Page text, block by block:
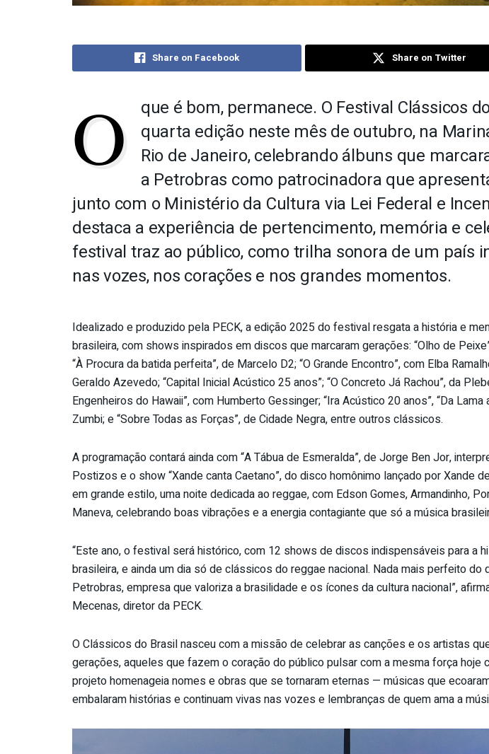
Share on Facebook Share on Twitter
O
que é bom, permanece. O Festival Clássicos
quarta edição neste mês de outubro, na
Rio de Janeiro, celebrando álbuns que
a Petrobras como patrocinadora que
junto com o Ministério da Cultura via Lei Federal e
destaca a experiência de pertencimento, memória e
festival traz ao público, como trilha sonora de um país
nas vozes, nos corações e nos grandes momentos.
Idealizado e produzido pela PECK, a edição 2025 do festival resgata a história e
brasileira, com shows inspirados em discos que marcaram gerações: “Olho de
“À Procura da batida perfeita”, de Marcelo D2; “O Grande Encontro”, com Elba
Geraldo Azevedo; “Capital Inicial Acústico 25 anos”; “O Concreto Já Rachou”, da
Engenheiros do Hawaii”, com Humberto Gessinger; “Ira Acústico 20 anos”, “Da Lama
Zumbi; e “Sobre Todas as Forças”, de Cidade Negra, entre outros clássicos.
A programação contará ainda com “A Tábua de Esmeralda”, de Jorge Ben Jor,
Postizos e o show “Xande canta Caetano”, do disco homônimo lançado por Xande
em grande estilo, uma noite dedicada ao reggae, com Edson Gomes, Armandinho,
Maneva, celebrando boas vibrações e a energia contagiante que só a música
“Este ano, o festival será histórico, com 12 shows de discos indispensáveis para a
brasileira, e ainda um dia só de clássicos do reggae nacional. Nada mais perfeito do
Petrobras, empresa que valoriza a brasilidade e os ícones da cultura nacional”,
Mecenas, diretor da PECK.
O Clássicos do Brasil nasceu com a missão de celebrar as canções e os artistas
gerações, aqueles que fazem o coração do público pulsar com a mesma força hoje
projeto homenageia nomes e obras que se tornaram eternas — músicas que
embalaram histórias e continuam vivas nas vozes e lembranças de quem ama a